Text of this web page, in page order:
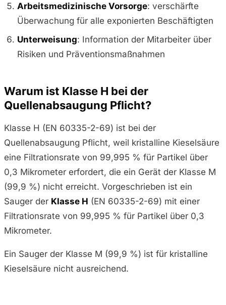
Arbeitsmedizinische Vorsorge: verschärfte
Überwachung für alle exponierten Beschäftigten
Unterweisung: Information der Mitarbeiter über
Risiken und Präventionsmaßnahmen
Warum ist Klasse H bei der
Quellenabsaugung Pflicht?
Klasse H (EN 60335-2-69) ist bei der
Quellenabsaugung Pflicht, weil kristalline Kieselsäure
eine Filtrationsrate von 99,995 % für Partikel über
0,3 Mikrometer erfordert, die ein Gerät der Klasse M
(99,9 %) nicht erreicht. Vorgeschrieben ist ein
Sauger der Klasse H (EN 60335-2-69) mit einer
Filtrationsrate von 99,995 % für Partikel über 0,3
Mikrometer.
Ein Sauger der Klasse M (99,9 %) ist für kristalline
Kieselsäure nicht ausreichend.